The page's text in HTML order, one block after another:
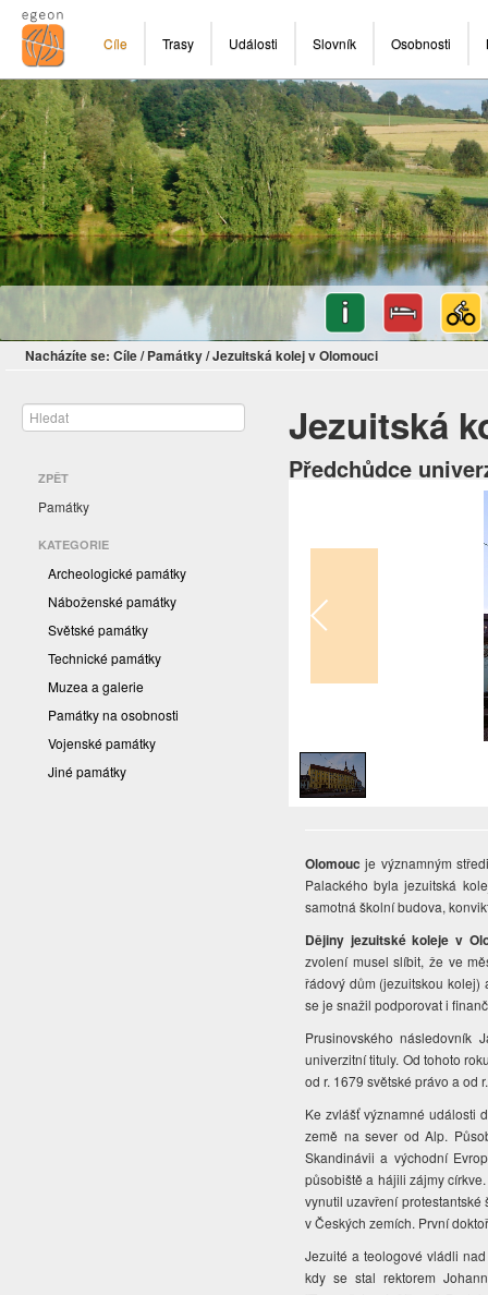
Cíle Trasy Události Slovník Osobnosti
Nacházíte se: Cíle/ Památky/Jezuitská kolej v Olomouci
ZPĚT
Památky
KATEGORIE
Archeologické památky
Náboženské památky
Světské památky
Technické památky
Muzea a galerie
Památky na osobnosti
Vojenské památky
Jiné památky
Jezuitská
Předchůdce
Olomouc je významným
Palackého byla jezuitská
samotná školní budova,
Dějiny jezuitské koleje v
zvolení musel slíbit, že ve
řádový dům (jezuitskou kolej)
se je snažil podporovat i
Prusinovského následovník
univerzitní tituly. Od tohoto
od r. 1679 světské právo a od
Ke zvlášť významné události
země na sever od Alp.
Skandinávii a východní
působiště a hájili zájmy
vynutil uzavření
v Českých zemích. První
Jezuité a teologové vládli
kdy se stal rektorem